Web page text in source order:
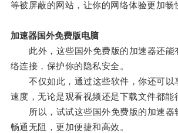
等被屏蔽的网站，让你的网络体验更加畅
加速器国外免费版电脑
此外，这些国外免费版的加速器还能
络连接，保护你的隐私安全。
不仅如此，通过这些软件，你还可以
速度，无论是观看视频还是下载文件都能
所以，试试这些国外免费版的加速器
畅通无阻，更加便捷和高效。